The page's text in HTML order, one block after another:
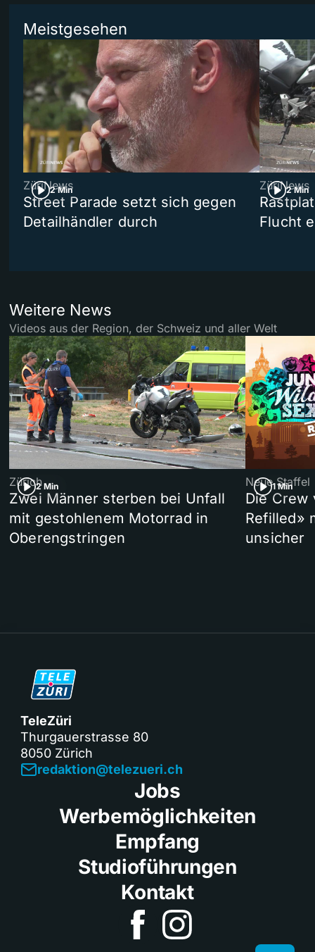
Meistgesehen
2 Min
ZüriNews
Street Parade setzt sich gegen
Detailhändler durch
2 Min
ZüriNews
Flucht
Weitere News
Videos aus der Region, der Schweiz und aller Welt
2 Min
Zürich
Zwei Männer sterben bei Unfall
mit gestohlenem Motorrad in
Oberengstringen
1 Min
Neue Staffel
Die Crew
Refilled»
unsicher
TeleZüri
Thurgauerstrasse 80
8050 Zürich
redaktion@telezueri.ch
Jobs
Werbemöglichkeiten
Empfang
Studioführungen
Kontakt